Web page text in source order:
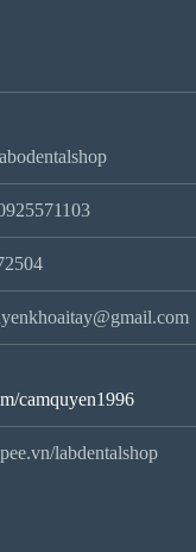
camquyen1996
labdentalshop